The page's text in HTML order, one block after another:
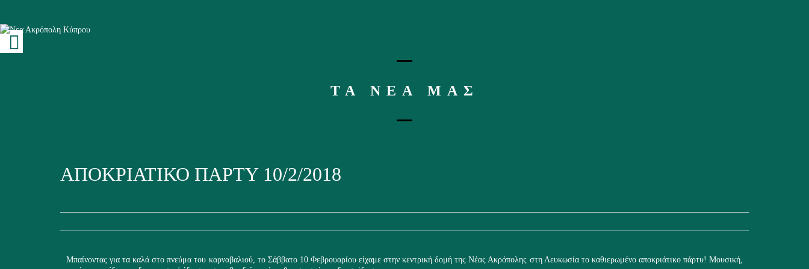
ΤΑ ΝΕΑ ΜΑΣ
ΑΠΟΚΡΙΑΤΙΚΟ ΠΑΡΤΥ 10/2/2018
Μπαίνοντας για τα καλά στο πνεύμα του καρναβαλιού, το Σάββατο 10 Φεβρουαρίου είχαμε στην κεντρική δομή της Νέας Ακρόπολης στη Λευκωσία το καθιερωμένο αποκριάτικο πάρτυ! Μουσική,